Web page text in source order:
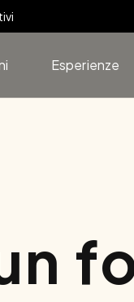
Esperienze